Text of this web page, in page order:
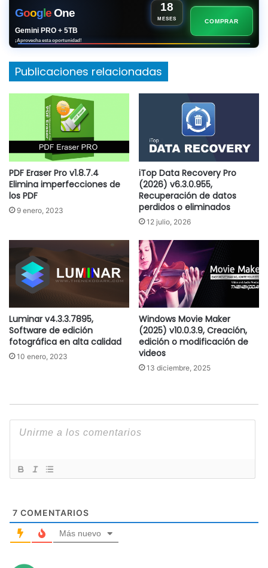
GoogleOne 18
MESES
Gemini PRO + 5TB
¡Aprovecha esta oportunidad!
COMPRAR
Publicaciones relacionadas
PDF Eraser Pro v1.8.7.4
Elimina imperfecciones de
los PDF
9 enero, 2023
iTop Data Recovery Pro
(2026) v6.3.0.955,
Recuperación de datos
perdidos o eliminados
12 julio, 2026
Luminar v4.3.3.7895,
Software de edición
fotográfica en alta calidad
10 enero, 2023
Windows Movie Maker
(2025) v10.0.3.9, Creación,
edición o modificación de
videos
13 diciembre, 2025
7 COMENTARIOS
Más nuevo